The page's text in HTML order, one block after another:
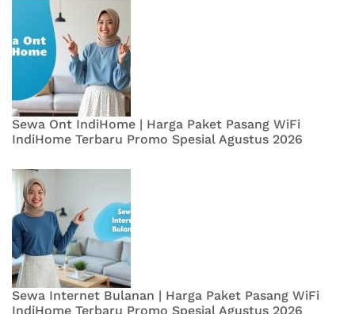
Sewa Ont IndiHome | Harga Paket Pasang WiFi
IndiHome Terbaru Promo Spesial Agustus 2026
Sewa Internet Bulanan | Harga Paket Pasang WiFi
IndiHome Terbaru Promo Spesial Agustus 2026